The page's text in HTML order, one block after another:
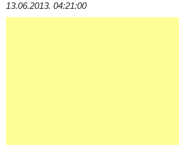
13.06.2013. 04:21:00